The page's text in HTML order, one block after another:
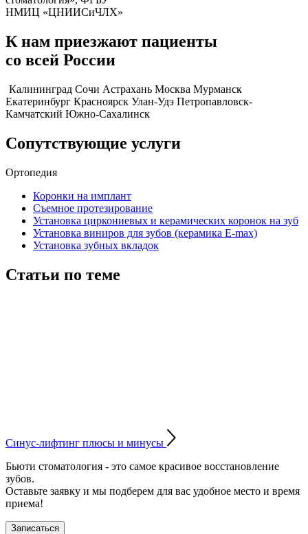
НМИЦ «ЦНИИСиЧЛХ»
К нам приезжают пациенты
со всей России
Калининград Сочи Астрахань Москва Мурманск
Екатеринбург Красноярск Улан-Удэ Петропавловск-
Камчатский Южно-Сахалинск
Сопутствующие услуги
Ортопедия
Коронки на имплант
Съемное протезирование
Установка циркониевых и керамических коронок на зуб
Установка виниров для зубов (керамика E-max)
Установка зубных вкладок
Статьи по теме
Синус-лифтинг плюсы и минусы
Бьюти стоматология - это самое красивое восстановление
зубов.
Оставьте заявку и мы подберем для вас удобное место и время
приема!
Записаться